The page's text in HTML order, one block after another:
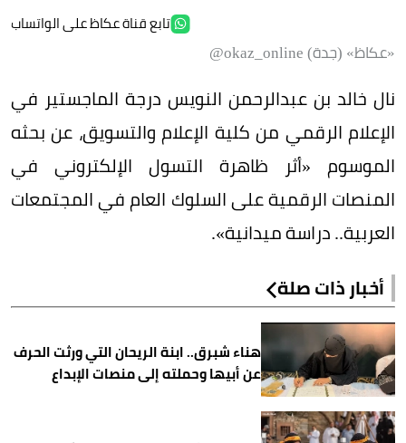
تابع قناة عكاظ على الواتساب
«عكاظ» (جدة) okaz_online@
نال خالد بن عبدالرحمن النويس درجة الماجستير في
الإعلام الرقمي من كلية الإعلام والتسويق، عن بحثه
الموسوم «أثر ظاهرة التسول الإلكتروني في
المنصات الرقمية على السلوك العام في المجتمعات
العربية.. دراسة ميدانية».
أخبار ذات صلة
هناء شبرق.. ابنة الريحان التي ورثت الحرف
عن أبيها وحملته إلى منصات الإبداع